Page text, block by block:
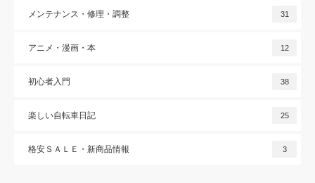
メンテナンス・修理・調整 31
アニメ・漫画・本 12
初心者入門 38
楽しい自転車日記 25
格安ＳＡＬＥ・新商品情報 3